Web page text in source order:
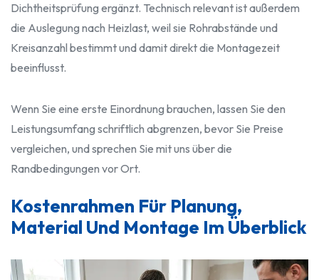
Dichtheitsprüfung ergänzt. Technisch relevant ist außerdem
die Auslegung nach Heizlast, weil sie Rohrabstände und
Kreisanzahl bestimmt und damit direkt die Montagezeit
beeinflusst.
Wenn Sie eine erste Einordnung brauchen, lassen Sie den
Leistungsumfang schriftlich abgrenzen, bevor Sie Preise
vergleichen, und sprechen Sie mit uns über die
Randbedingungen vor Ort.
Kostenrahmen Für Planung,
Material Und Montage Im Überblick